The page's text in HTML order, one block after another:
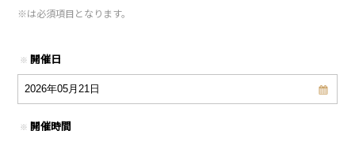
※は必須項目となります。
※ 開催日
※ 開催時間